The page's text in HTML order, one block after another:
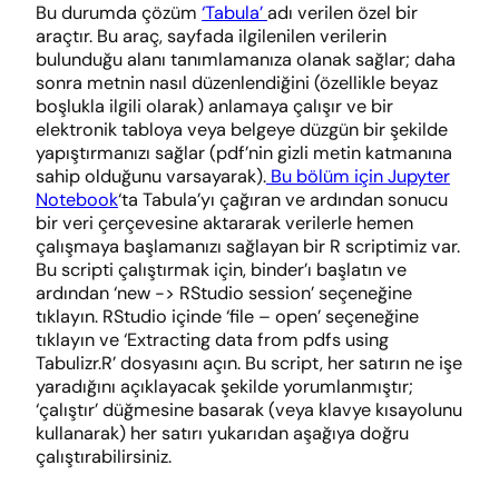
Bu durumda çözüm ‘Tabula’adı verilen özel bir
araçtır. Bu araç, sayfada ilgilenilen verilerin
bulunduğu alanı tanımlamanıza olanak sağlar; daha
sonra metnin nasıl düzenlendiğini (özellikle beyaz
boşlukla ilgili olarak) anlamaya çalışır ve bir
elektronik tabloya veya belgeye düzgün bir şekilde
yapıştırmanızı sağlar (pdf’nin gizli metin katmanına
sahip olduğunu varsayarak). Bu bölüm için Jupyter
Notebook‘ta Tabula’yı çağıran ve ardından sonucu
bir veri çerçevesine aktararak verilerle hemen
çalışmaya başlamanızı sağlayan bir R scriptimiz var.
Bu scripti çalıştırmak için, binder’ı başlatın ve
ardından ‘new -> RStudio session’ seçeneğine
tıklayın. RStudio içinde ‘file – open’ seçeneğine
tıklayın ve ‘Extracting data from pdfs using
Tabulizr.R’ dosyasını açın. Bu script, her satırın ne işe
yaradığını açıklayacak şekilde yorumlanmıştır;
‘çalıştır’ düğmesine basarak (veya klavye kısayolunu
kullanarak) her satırı yukarıdan aşağıya doğru
çalıştırabilirsiniz.